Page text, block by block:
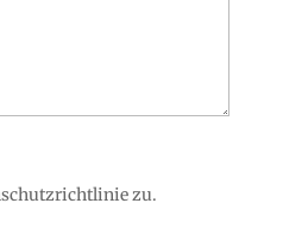
zu.